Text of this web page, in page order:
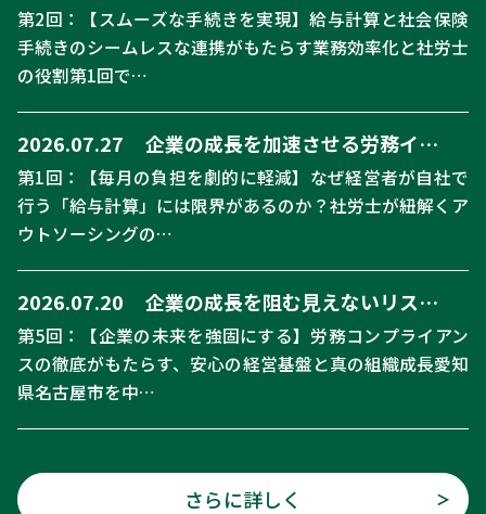
第2回：【スムーズな手続きを実現】給与計算と社会保険
手続きのシームレスな連携がもたらす業務効率化と社労士
の役割第1回で…
2026.07.27 企業の成長を加速させる労務イ…
第1回：【毎月の負担を劇的に軽減】なぜ経営者が自社で
行う「給与計算」には限界があるのか？社労士が紐解くア
ウトソーシングの…
2026.07.20 企業の成長を阻む見えないリス…
第5回：【企業の未来を強固にする】労務コンプライアン
スの徹底がもたらす、安心の経営基盤と真の組織成長愛知
県名古屋市を中…
さらに詳しく ＞